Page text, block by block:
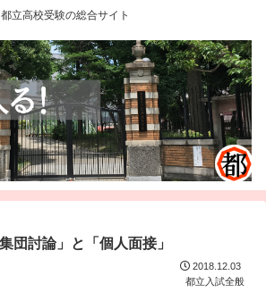
都立高校受験の総合サイト
団討論」と「個人面接」
2018.12.03
都立入試全般